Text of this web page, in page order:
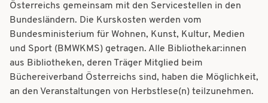
Österreichs gemeinsam mit den Servicestellen in den
Bundesländern. Die Kurskosten werden vom
Bundesministerium für Wohnen, Kunst, Kultur, Medien
und Sport (BMWKMS) getragen. Alle Bibliothekar:innen
aus Bibliotheken, deren Träger Mitglied beim
Büchereiverband Österreichs sind, haben die Möglichkeit,
an den Veranstaltungen von Herbstlese(n) teilzunehmen.